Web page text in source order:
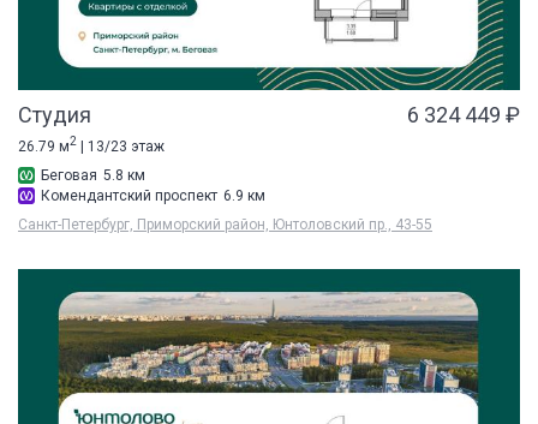
Студия 6 324 449 ₽
26.79 м2 | 13/23 этаж
Беговая 5.8 км
Комендантский проспект 6.9 км
Санкт-Петербург, Приморский район, Юнтоловский пр., 43-55